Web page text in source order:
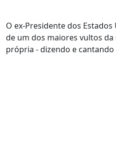
O ex-Presidente dos
de um dos maiores vultos
própria - dizendo e